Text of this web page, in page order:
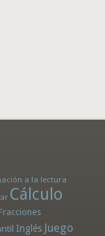
a la lectura
Cálculo
Fracciones
Inglés Juego